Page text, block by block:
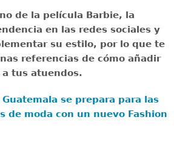
de la película Barbie, la
en las redes sociales y
su estilo, por lo que te
referencias de cómo añadir
tus atuendos.
Guatemala se prepara para las
de moda con un nuevo Fashion